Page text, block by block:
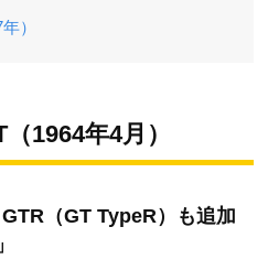
）
1964年4月）
GTR（GT TypeR）も追加